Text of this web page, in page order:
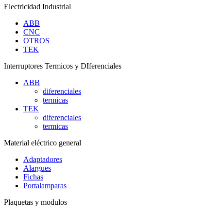
Electricidad Industrial
ABB
CNC
OTROS
TEK
Interruptores Termicos y DIferenciales
ABB
diferenciales
termicas
TEK
diferenciales
termicas
Material eléctrico general
Adaptadores
Alargues
Fichas
Portalamparas
Plaquetas y modulos